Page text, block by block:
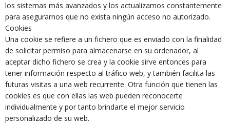
los sistemas más avanzados y los actualizamos constantemente
para asegurarnos que no exista ningún acceso no autorizado.
Cookies
Una cookie se refiere a un fichero que es enviado con la finalidad
de solicitar permiso para almacenarse en su ordenador, al
aceptar dicho fichero se crea y la cookie sirve entonces para
tener información respecto al tráfico web, y también facilita las
futuras visitas a una web recurrente. Otra función que tienen las
cookies es que con ellas las web pueden reconocerte
individualmente y por tanto brindarte el mejor servicio
personalizado de su web.